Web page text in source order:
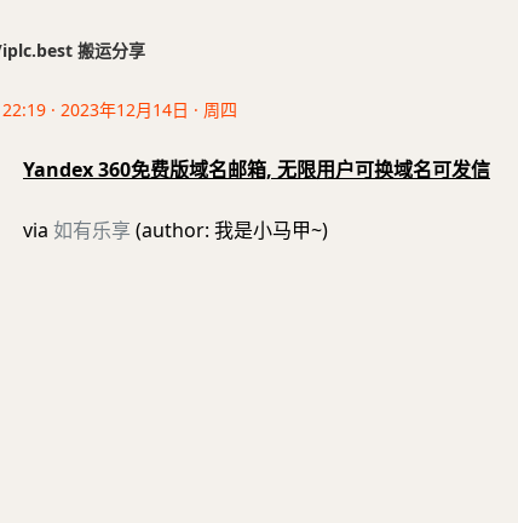
搬运分享
22:19 · 2023年12月14日 · 周四
Yandex 360免费版域名邮箱, 无限用户可换域名可发信
via 如有乐享 (author: 我是小马甲~)